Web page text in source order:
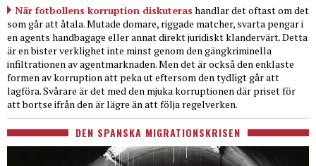
När fotbollens korruption diskuteras handlar det oftast om det
som går att åtala. Mutade domare, riggade matcher, svarta pengar i
en agents handbagage eller annat direkt juridiskt klandervärt. Detta
är en bister verklighet inte minst genom den gängkriminella
infiltrationen av agentmarknaden. Men det är också den enklaste
formen av korruption att peka ut eftersom den tydligt går att
lagföra. Svårare är det med den mjuka korruptionen där priset för
att bortse ifrån den är lägre än att följa regelverken.
DEN SPANSKA MIGRATIONSKRISEN